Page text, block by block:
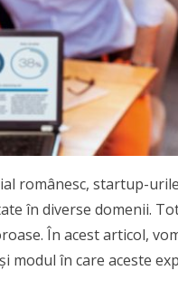
românesc, startup-
în diverse domenii.
În acest articol,
modul în care aceste